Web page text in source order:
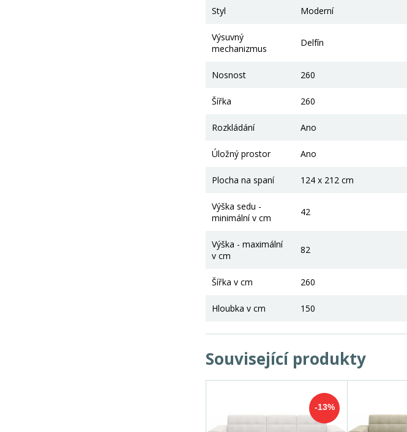
Styl Moderní
Výsuvný
mechanizmus
Delfín
Nosnost 260
Šířka 260
Rozkládání Ano
Úložný prostor Ano
Plocha na spaní 124 x 212 cm
Výška sedu -
minimální v cm
42
Výška - maximální
v cm
82
Šířka v cm 260
Hloubka v cm 150
Související produkty
-13%